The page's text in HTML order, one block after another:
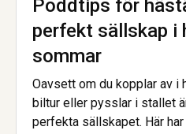
Poddtips för
perfekt sällskap i
sommar
Oavsett om du kopplar av i
biltur eller pysslar i stallet
perfekta sällskapet. Här